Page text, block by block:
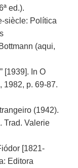
ed.).
siècle: Política
(aqui,
[1939]. In O
1982, p. 69-87.
(1942).
Trad. Valerie
[1821-
Editora